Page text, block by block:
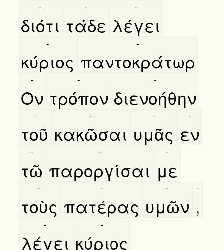
διότι
-
τάδε
-
λέγει
-
κύριος
-
παντοκράτωρ
-
Ὸν
-
τρόπον
-
διενοήθην
-
τοῦ
-
κακῶσαι
-
υμᾶς
-
εν
-
τῶ
-
παροργίσαι
-
με
-
τοὺς
-
πατέρας
-
υμῶν
-
,
-
λέγει
-
κύριος
-